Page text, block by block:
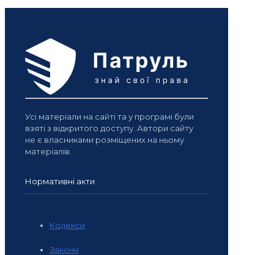
Усі матеріали на сайті та у програмі були
взяті з відкритого доступу. Автори сайту
не є власниками розміщених на ньому
матеріалів.
Нормативні акти
Кодекси
Закони